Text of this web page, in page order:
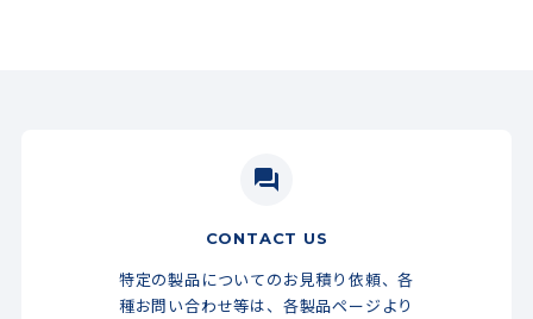
question_answer
CONTACT US
特定の製品についてのお見積り依頼、各
種お問い合わせ等は、各製品ページより